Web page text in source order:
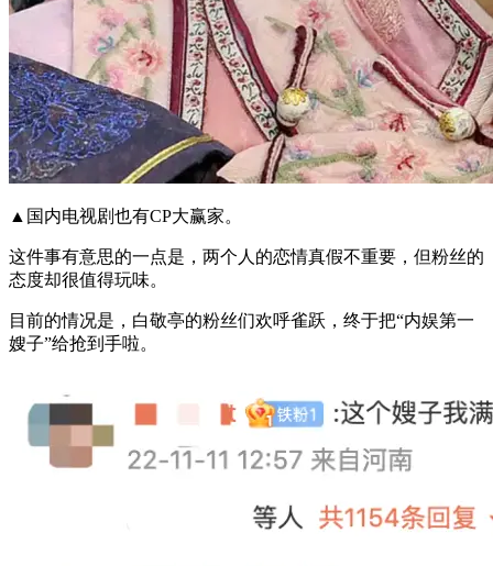
▲国内电视剧也有CP大赢家。
这件事有意思的一点是，两个人的恋情真假不重要，但粉丝的
态度却很值得玩味。
目前的情况是，白敬亭的粉丝们欢呼雀跃，终于把“内娱第一
嫂子”给抢到手啦。